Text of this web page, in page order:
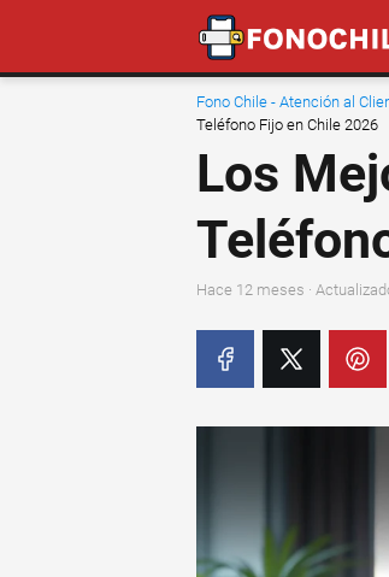
Fono Chile - Atención al
Teléfono Fijo en Chile 2026
Los
hace 12 meses ·